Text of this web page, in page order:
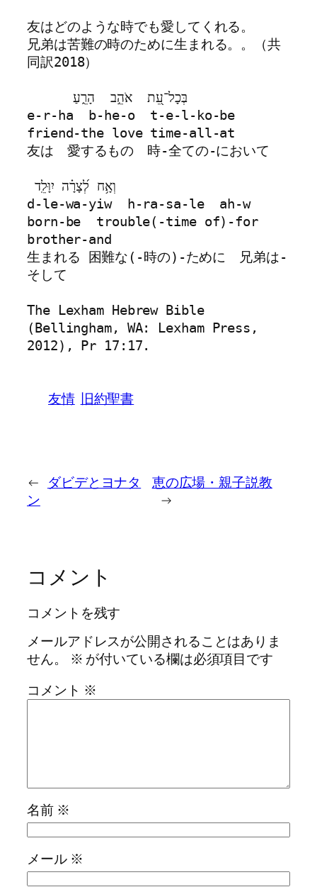
友はどのような時でも愛してくれる。
兄弟は苦難の時のために生まれる。。（共
同訳2018）
      בְּכָל־עֵ֭ת  אֹהֵ֣ב  הָרֵ֑עַ
e-r-ha  b-he-o  t-e-l-ko-be
friend-the love time-all-at
友は　愛するもの　時-全ての-において
וְאָ֥ח לְ֝צָרָ֗ה יִוָּלֵֽד
d-le-wa-yiw  h-ra-sa-le  ah-w
born-be  trouble(-time of)-for
brother-and
生まれる 困難な(-時の)-ために　兄弟は-
そして
The Lexham Hebrew Bible
(Bellingham, WA: Lexham Press,
2012), Pr 17:17.
友情 旧約聖書
← ダビデとヨナタ
ン
恵の広場・親子説教
→
コメント
コメントを残す
メールアドレスが公開されることはありま
せん。
※ が付いている欄は必須項目です
コメント ※
名前 ※
メール ※